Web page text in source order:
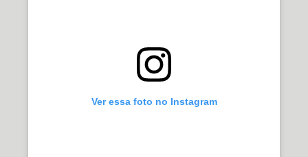
Ver essa foto no Instagram